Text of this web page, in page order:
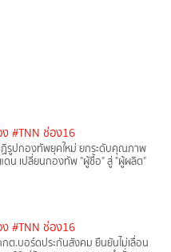
ง #TNN ช่อง16
รูปกองทัพยุคใหม่ ยกระดับคุณภาพ
ดน เปลี่ยนกองทัพ "ผู้ซื้อ" สู่ "ผู้ผลิต"
ง #TNN ช่อง16
ต.บอร์ดประกันสังคม ยืนยันไม่เลื่อน